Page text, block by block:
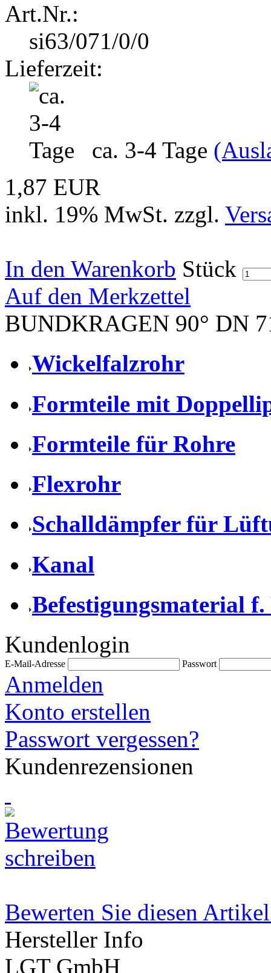
Art.Nr.:
si63/071/0/0
Lieferzeit:
ca. 3-4 Tage
1,87 EUR
inkl. 19% MwSt. zzgl.
In den Warenkorb Stück
Auf den Merkzettel
BUNDKRAGEN 90° DN
Wickelfalzrohr
Formteile mit
Formteile für Rohre
Flexrohr
Schalldämpfer für
Kanal
Befestigungsmaterial
Kundenlogin
E-Mail-Adresse Passwort
Anmelden
Konto erstellen
Passwort vergessen?
Kundenrezensionen
Bewerten Sie diesen
Hersteller Info
LGT GmbH